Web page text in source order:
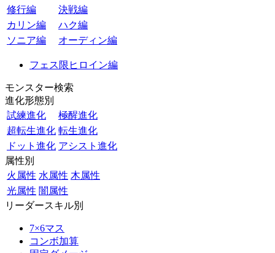
修行編
決戦編
カリン編
ハク編
ソニア編
オーディン編
フェス限ヒロイン編
モンスター検索
進化形態別
試練進化
極醒進化
超転生進化 転生進化
ドット進化 アシスト進化
属性別
火属性 水属性 木属性
光属性 闇属性
リーダースキル別
7×6マス
コンボ加算